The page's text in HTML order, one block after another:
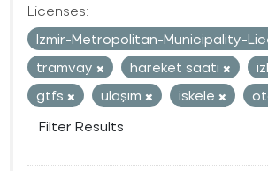
Licenses:
Izmir-Metropolitan-Municipality-
tramvay
hareket saati
gtfs
ulaşım iskele
Filter Results